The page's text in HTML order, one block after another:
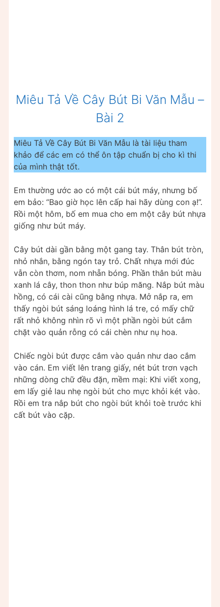
Miêu Tả Về Cây Bút Bi Văn Mẫu –
Bài 2
Miêu Tả Về Cây Bút Bi Văn Mẫu là tài liệu tham
khảo để các em có thể ôn tập chuẩn bị cho kì thi
của mình thật tốt.
Em thường ước ao có một cái bút máy, nhưng bố
em bảo: “Bao giờ học lên cấp hai hãy dùng con ạ!”.
Rồi một hôm, bố em mua cho em một cây bút nhựa
giống như bút máy.
Cây bút dài gần bằng một gang tay. Thân bút tròn,
nhỏ nhắn, bằng ngón tay trỏ. Chất nhựa mới đúc
vẫn còn thơm, nom nhẵn bóng. Phần thân bút màu
xanh lá cây, thon thon như búp măng. Nắp bút màu
hồng, có cái cài cũng bằng nhựa. Mở nắp ra, em
thấy ngòi bút sáng loáng hình lá tre, có mấy chữ
rất nhỏ không nhìn rõ vì một phần ngòi bút cắm
chặt vào quản rỗng có cái chèn như nụ hoa.
Chiếc ngòi bút được cắm vào quản như dao cắm
vào cán. Em viết lên trang giấy, nét bút trơn vạch
những dòng chữ đều đặn, mềm mại: Khi viết xong,
em lấy giẻ lau nhẹ ngòi bút cho mực khỏi két vào.
Rồi em tra nắp bút cho ngòi bút khỏi toè trước khi
cất bút vào cặp.